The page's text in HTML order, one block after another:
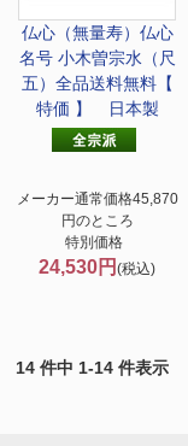
仏心（無量寿） 仏心
名号 小木曽宗水（尺
五）全品送料無料【
特価 】 日本製
メーカー通常価格45,870
円のところ
特別価格
24,530円(税込)
14 件中 1-14 件表示